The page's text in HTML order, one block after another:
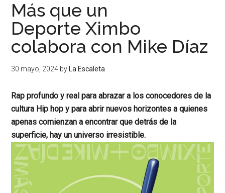
Más que un
Deporte Ximbo
colabora con Mike Díaz
30 mayo, 2024 by La Escaleta
Rap profundo y real para abrazar a los conocedores de la
cultura Hip hop y para abrir nuevos horizontes a quienes
apenas comienzan a encontrar que detrás de la
superficie, hay un universo irresistible.